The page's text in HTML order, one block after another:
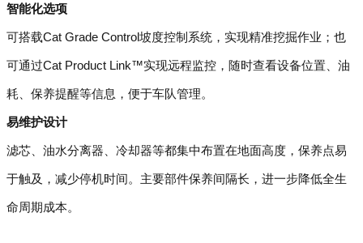
智能化选项
可搭载Cat Grade Control坡度控制系统，实现精准挖掘作业；也
可通过Cat Product Link™实现远程监控，随时查看设备位置、油
耗、保养提醒等信息，便于车队管理。
易维护设计
滤芯、油水分离器、冷却器等都集中布置在地面高度，保养点易
于触及，减少停机时间。主要部件保养间隔长，进一步降低全生
命周期成本。